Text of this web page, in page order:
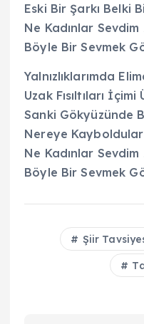
Eski Bir Şarkı Belki
Ne Kadınlar
Böyle Bir Sevmek
Yalnızlıklarımda
Uzak Fısıltıları
Sanki Gökyüzünde
Nereye
Ne Kadınlar
Böyle Bir Sevmek
Şiir